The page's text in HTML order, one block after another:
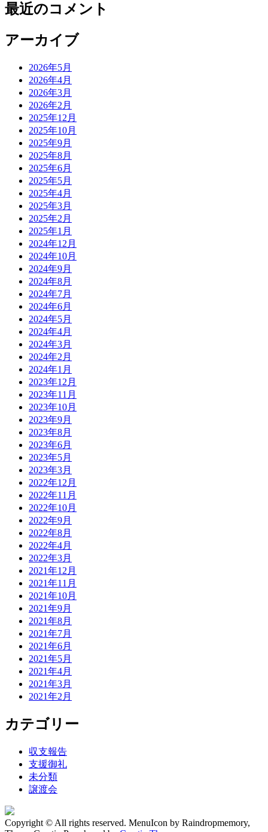
最近のコメント
アーカイブ
2026年5月
2026年4月
2026年3月
2026年2月
2025年12月
2025年10月
2025年9月
2025年8月
2025年6月
2025年5月
2025年4月
2025年3月
2025年2月
2025年1月
2024年12月
2024年10月
2024年9月
2024年8月
2024年7月
2024年6月
2024年5月
2024年4月
2024年3月
2024年2月
2024年1月
2023年12月
2023年11月
2023年10月
2023年9月
2023年8月
2023年6月
2023年5月
2023年3月
2022年12月
2022年11月
2022年10月
2022年9月
2022年8月
2022年4月
2022年3月
2021年12月
2021年11月
2021年10月
2021年9月
2021年8月
2021年7月
2021年6月
2021年5月
2021年4月
2021年3月
2021年2月
カテゴリー
収支報告
支援御礼
未分類
譲渡会
Copyright © All rights reserved. MenuIcon by Raindropmemory,